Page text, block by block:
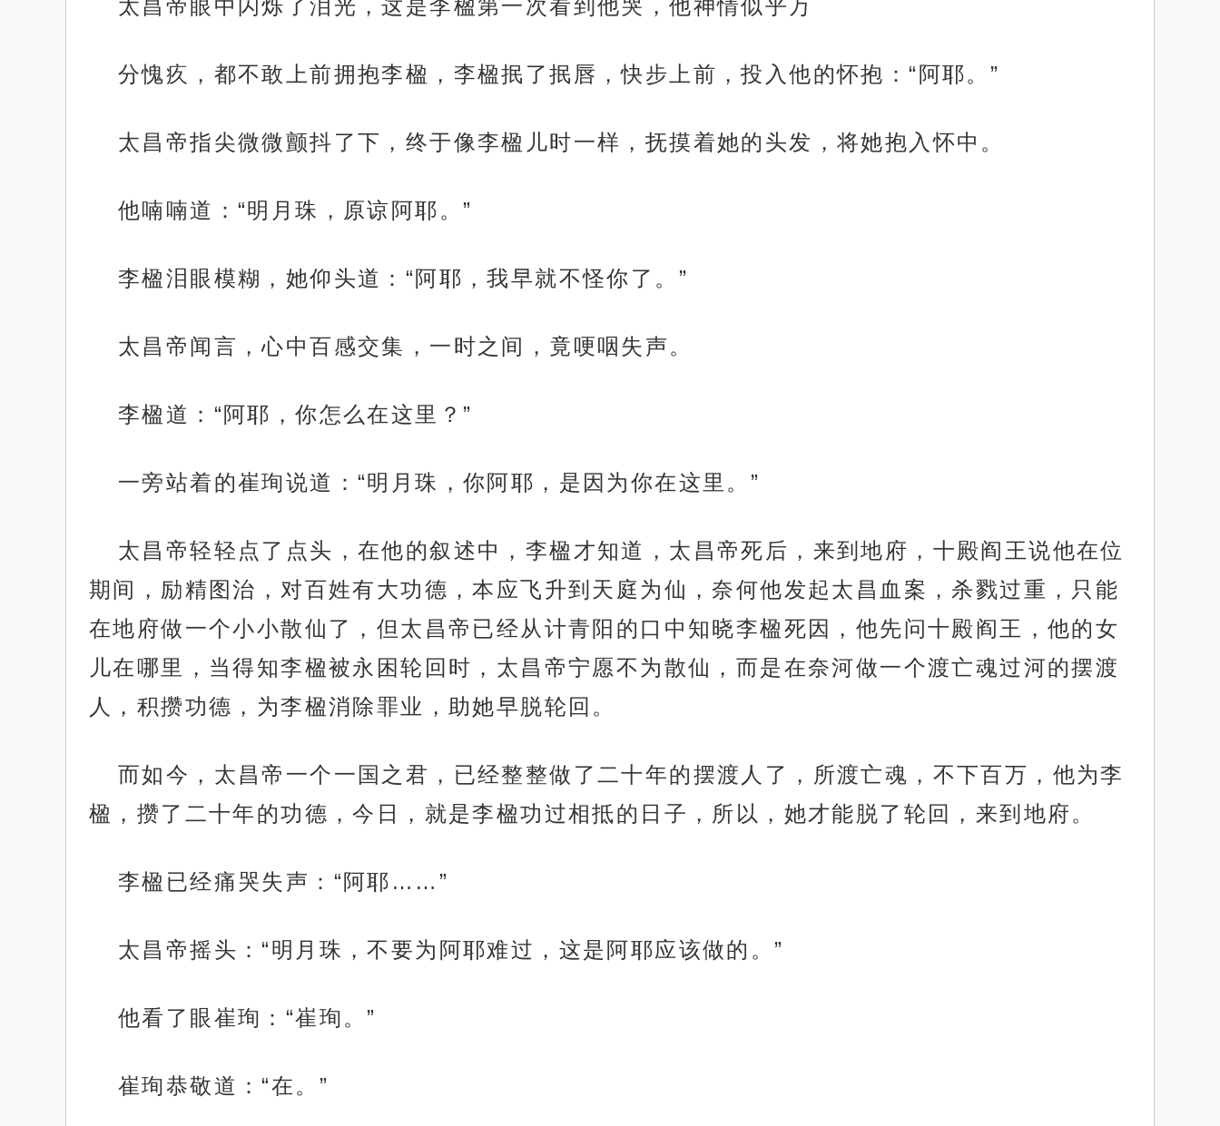
太昌帝眼中闪烁了泪光，这是李楹第一次看到他哭，他神情似乎万
分愧疚，都不敢上前拥抱李楹，李楹抿了抿唇，快步上前，投入他的怀抱：“阿耶。”
太昌帝指尖微微颤抖了下，终于像李楹儿时一样，抚摸着她的头发，将她抱入怀中。
他喃喃道：“明月珠，原谅阿耶。”
李楹泪眼模糊，她仰头道：“阿耶，我早就不怪你了。”
太昌帝闻言，心中百感交集，一时之间，竟哽咽失声。
李楹道：“阿耶，你怎么在这里？”
一旁站着的崔珣说道：“明月珠，你阿耶，是因为你在这里。”
太昌帝轻轻点了点头，在他的叙述中，李楹才知道，太昌帝死后，来到地府，十殿阎王说他在位
期间，励精图治，对百姓有大功德，本应飞升到天庭为仙，奈何他发起太昌血案，杀戮过重，只能
在地府做一个小小散仙了，但太昌帝已经从计青阳的口中知晓李楹死因，他先问十殿阎王，他的女
儿在哪里，当得知李楹被永困轮回时，太昌帝宁愿不为散仙，而是在奈河做一个渡亡魂过河的摆渡
人，积攒功德，为李楹消除罪业，助她早脱轮回。
而如今，太昌帝一个一国之君，已经整整做了二十年的摆渡人了，所渡亡魂，不下百万，他为李
楹，攒了二十年的功德，今日，就是李楹功过相抵的日子，所以，她才能脱了轮回，来到地府。
李楹已经痛哭失声：“阿耶……”
太昌帝摇头：“明月珠，不要为阿耶难过，这是阿耶应该做的。”
他看了眼崔珣：“崔珣。”
崔珣恭敬道：“在。”